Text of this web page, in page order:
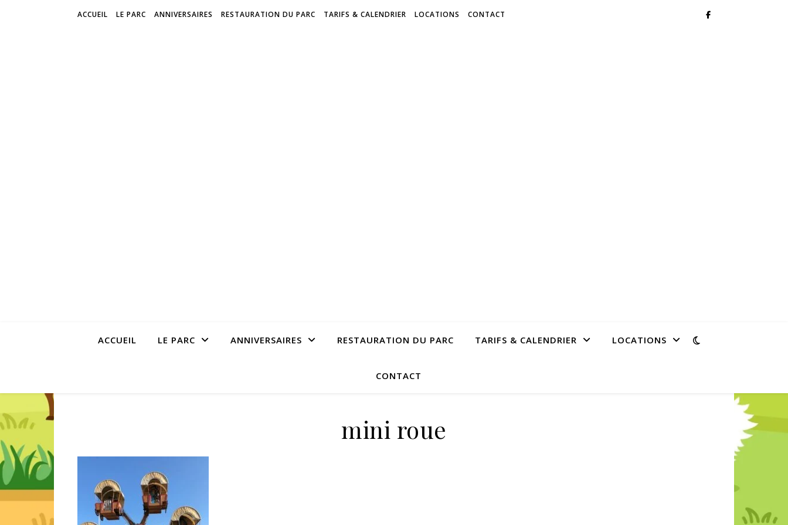
ACCUEIL LE PARC ANNIVERSAIRES RESTAURATION DU PARC TARIFS & CALENDRIER LOCATIONS CONTACT
ACCUEIL LE PARC ANNIVERSAIRES RESTAURATION DU PARC TARIFS & CALENDRIER LOCATIONS
CONTACT
mini roue